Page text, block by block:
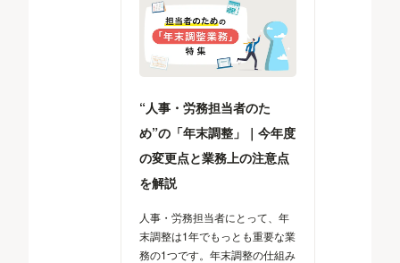
“人事・労務担当者のた
め”の「年末調整」｜今年度
の変更点と業務上の注意点
を解説
人事・労務担当者にとって、年
末調整は1年でもっとも重要な業
務の1つです。年末調整の仕組み